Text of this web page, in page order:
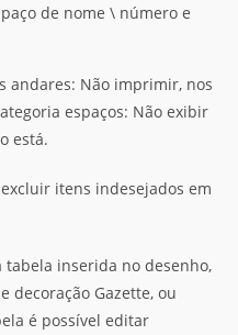
de nome \ número e
andares: Não imprimir, nos
espaços: Não exibir
está.
itens indesejados em
tabela inserida no desenho,
decoração Gazette, ou
é possível editar